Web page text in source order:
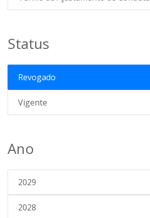
Status
Revogado
Vigente
Ano
2029
2028